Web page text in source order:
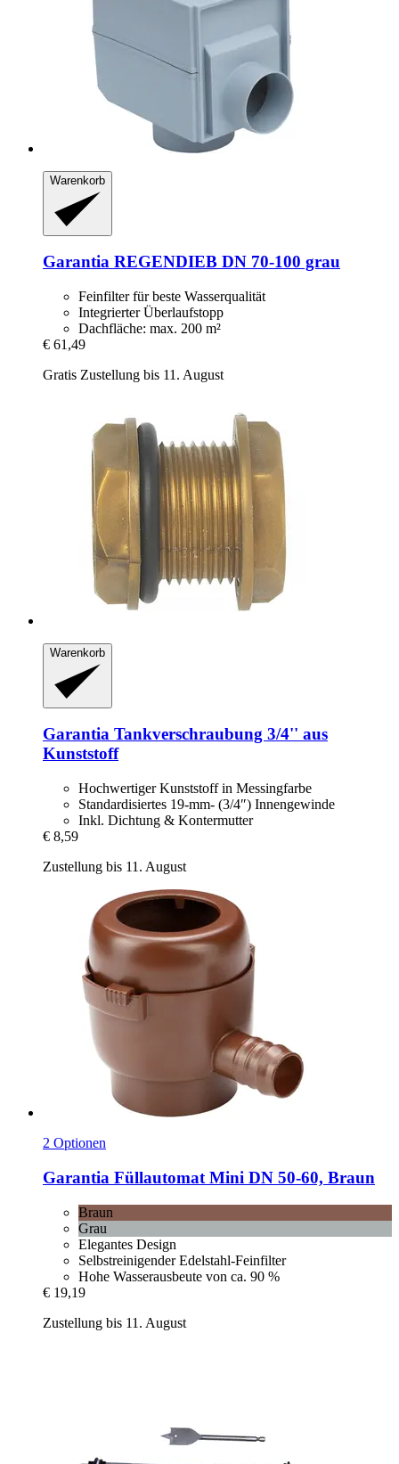
Warenkorb
Garantia REGENDIEB DN 70-​100 grau
Feinfilter für beste Wasserqualität
Integrierter Überlaufstopp
Dachfläche: max. 200 m²
€ 61,49
Gratis Zustellung bis 11. August
Warenkorb
Garantia Tankverschraubung 3/4'' aus
Kunststoff
Hochwertiger Kunststoff in Messingfarbe
Standardisiertes 19-mm- (3/4″) Innengewinde
Inkl. Dichtung & Kontermutter
€ 8,59
Zustellung bis 11. August
2 Optionen
Garantia Füllautomat Mini DN 50-​60, Braun
Braun
Grau
Elegantes Design
Selbstreinigender Edelstahl-Feinfilter
Hohe Wasserausbeute von ca. 90 %
€ 19,19
Zustellung bis 11. August